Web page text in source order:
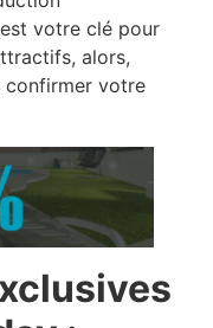
votre clé pour
alors,
confirmer votre